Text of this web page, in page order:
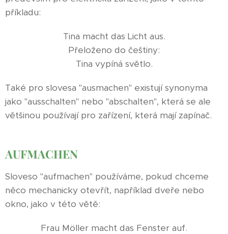
příkladu:
Tina macht das Licht aus.
Přeloženo do češtiny:
Tina vypíná světlo.
Také pro slovesa "ausmachen" existují synonyma
jako "ausschalten" nebo "abschalten", která se ale
většinou používají pro zařízení, která mají zapínač.
AUFMACHEN
Sloveso "aufmachen" používáme, pokud chceme
něco mechanicky otevřít, například dveře nebo
okno, jako v této větě:
Frau Möller macht das Fenster auf.